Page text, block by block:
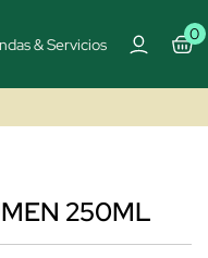
& Servicios
0
250ML